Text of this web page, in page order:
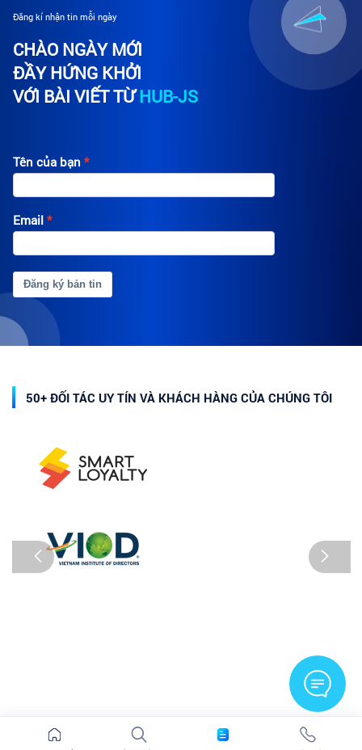
Đăng kí nhận tin mỗi ngày
CHÀO NGÀY MỚI
ĐẦY HỨNG KHỞI
VỚI BÀI VIẾT TỪHUB-JS
Tên của bạn
Email
Đăng ký bản tin
50+ ĐỐI TÁC UY TÍN VÀ KHÁCH HÀNG CỦA CHÚNG TÔI